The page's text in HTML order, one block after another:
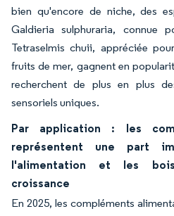
bien qu'encore de niche, des
Galdieria sulphuraria, connue
Tetraselmis chuii, appréciée
fruits de mer, gagnent en
recherchent de plus en plus
sensoriels uniques.
Par application : les
représentent une part
l'alimentation et les
croissance
En 2025, les compléments